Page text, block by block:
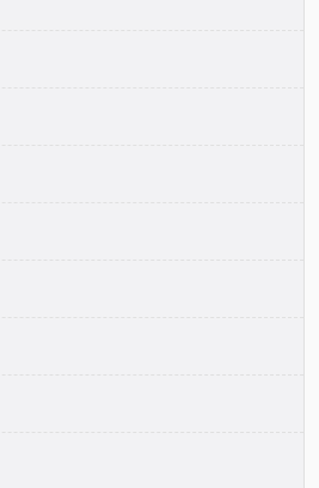
seu lado. Te desejo um